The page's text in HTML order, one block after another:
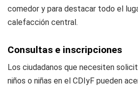
comedor y para destacar todo el
calefacción central.
Consultas e inscripciones
Los ciudadanos que necesiten
niños o niñas en el CDIyF pueden